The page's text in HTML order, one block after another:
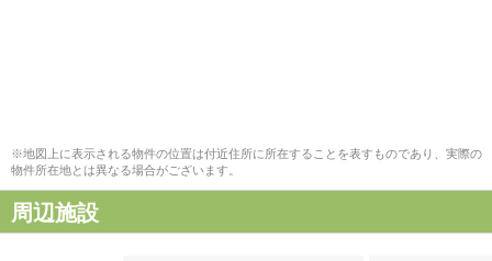
※地図上に表示される物件の位置は付近住所に所在することを表すものであり、実際の
物件所在地とは異なる場合がございます。
周辺施設